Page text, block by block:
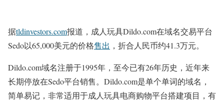
据tldinvestors.com报道，成人玩具Dildo.com在域名交易平台
Sedo以65,000美元的价格售出 ，折合人民币约41.3万元。
Dildo.com域名注册于1995年，至今已有26年历史，近年来
长期停放在Sedo平台销售。Dildo.com是单个单词的域名，
简单易记，非常适用于成人玩具电商购物平台搭建项目，有